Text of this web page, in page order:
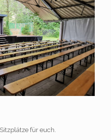
für euch.